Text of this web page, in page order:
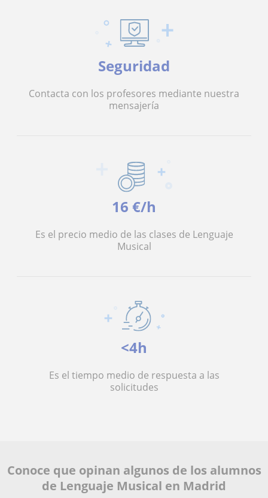
Seguridad
Contacta con los profesores mediante nuestra
mensajería
16 €/h
Es el precio medio de las clases de Lenguaje
Musical
<4h
Es el tiempo medio de respuesta a las
solicitudes
Conoce que opinan algunos de los alumnos
de Lenguaje Musical en Madrid